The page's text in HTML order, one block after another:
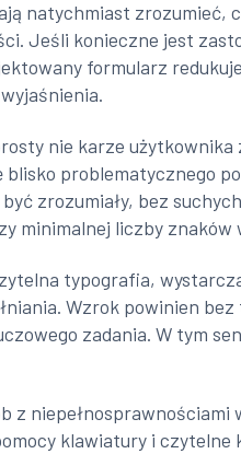
natychmiast zrozumieć,
Jeśli konieczne jest
formularz
nie karze użytkownika
problematycznego
zrozumiały, bez
minimalnej liczby znaków
typografia,
Wzrok powinien bez
zadania. W tym
z
klawiatury i czytelne